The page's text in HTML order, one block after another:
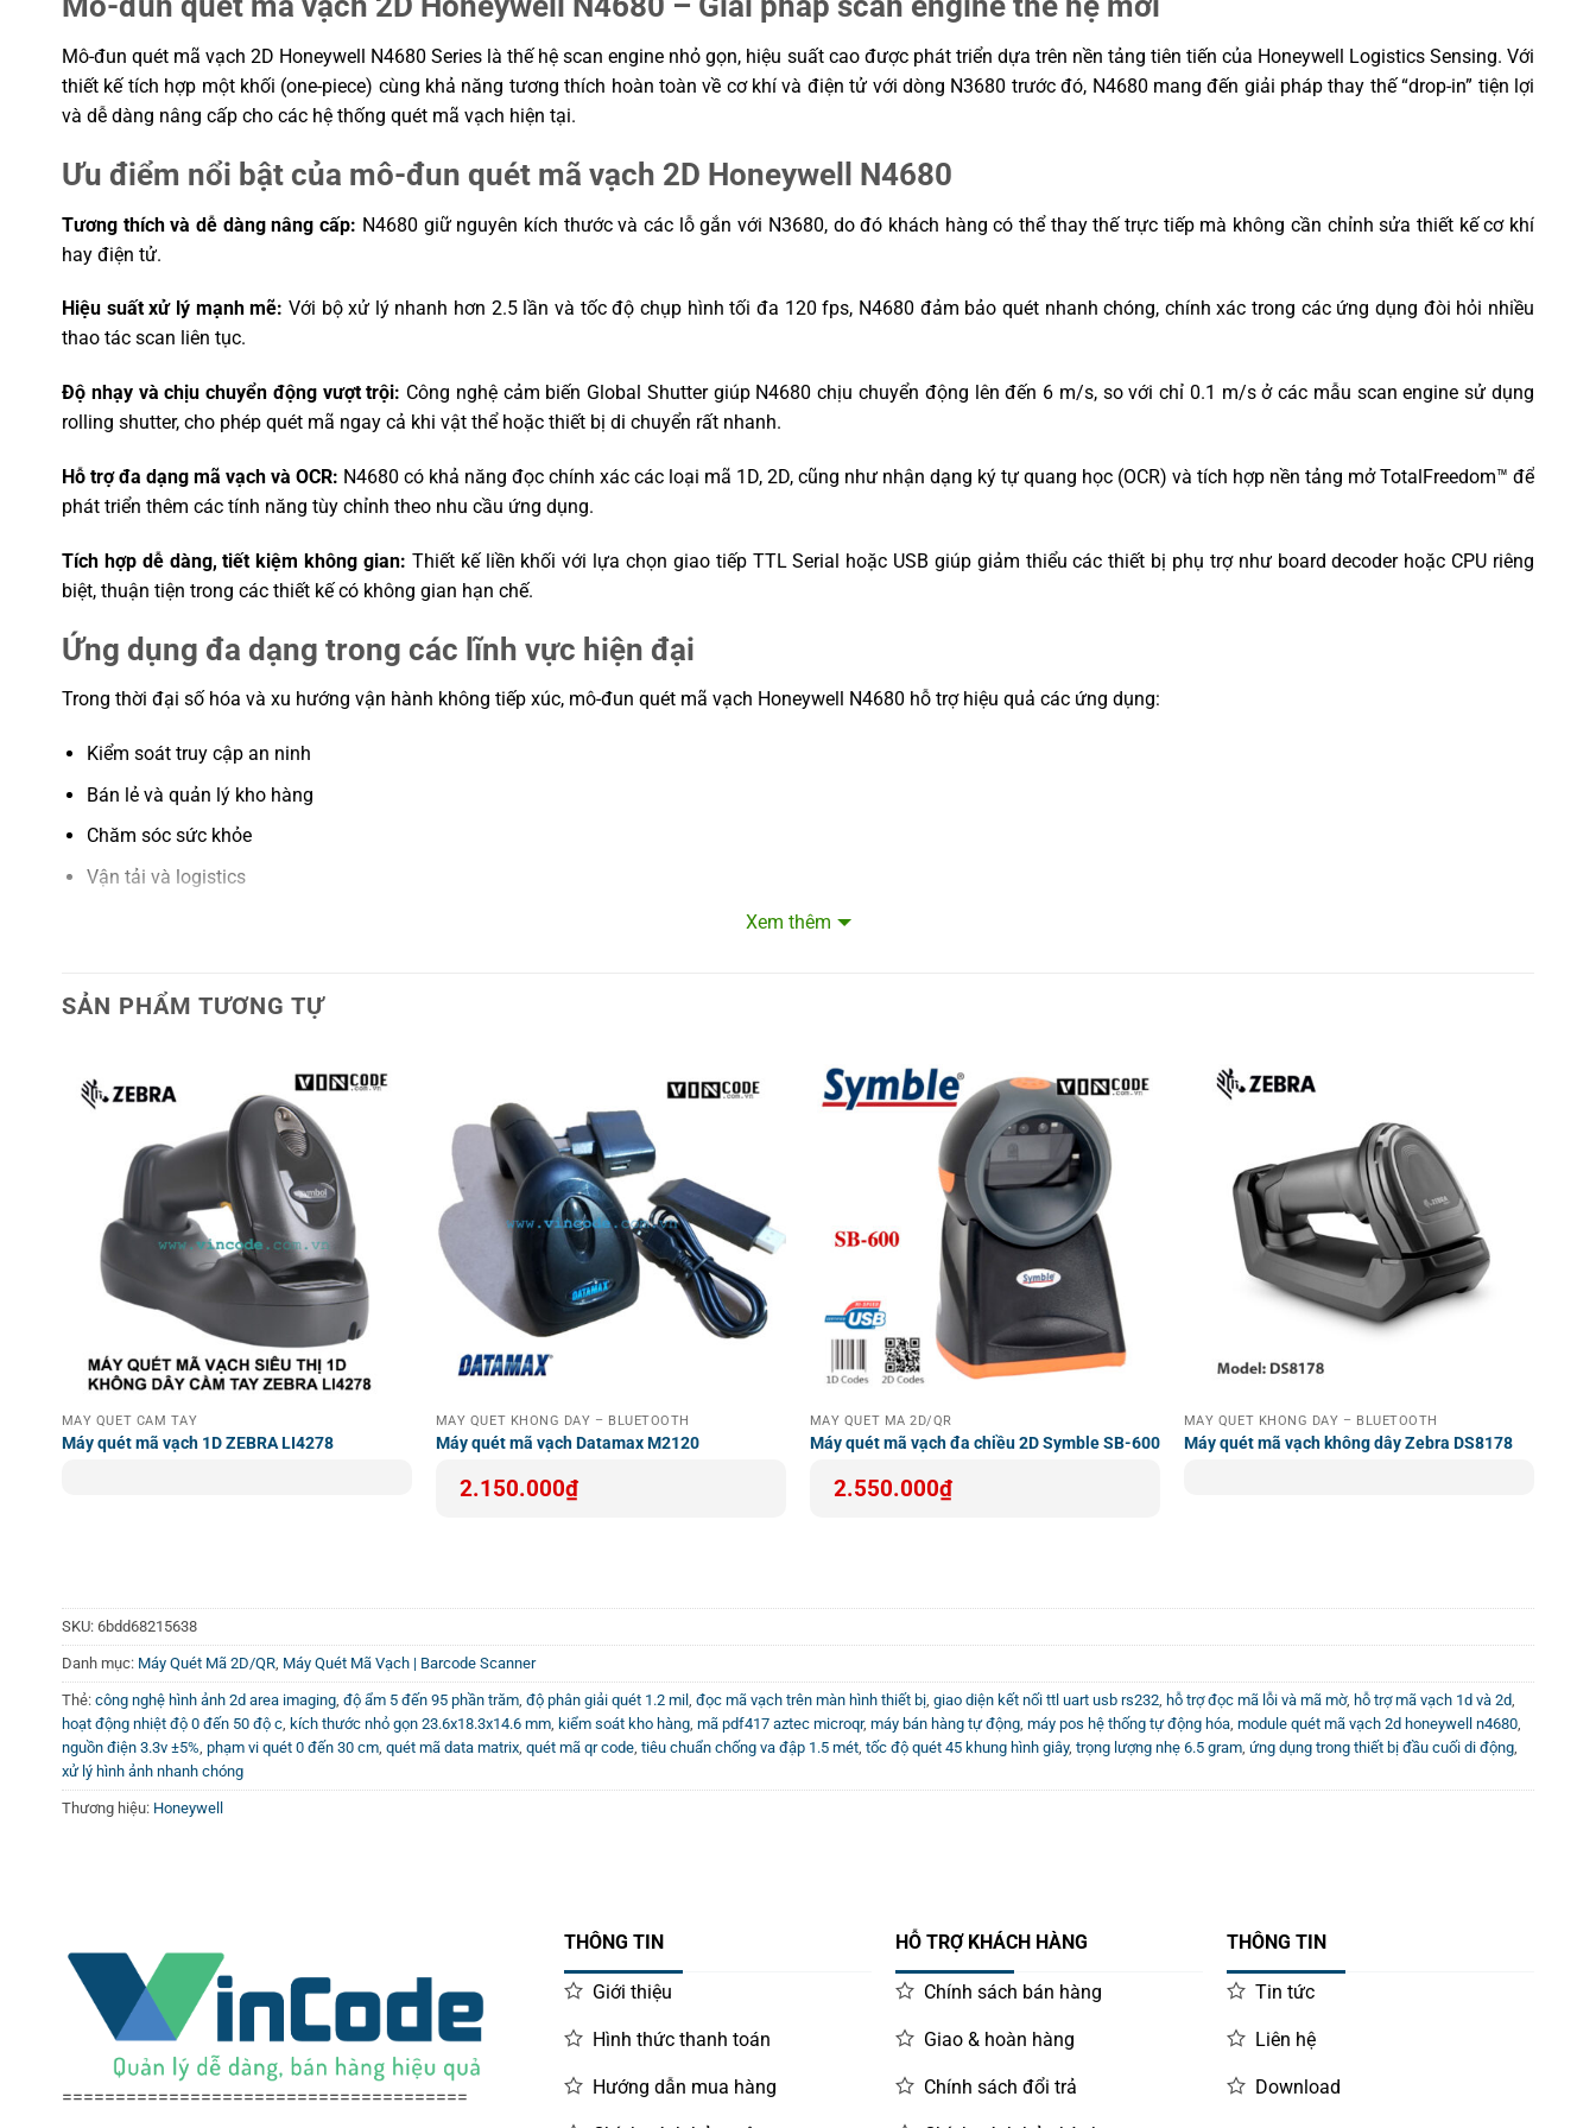
động
Độ ẩm: 5% đến 95% (không ngưng tụ)
Tiêu chuẩn chịu va
đập
Chống va đập từ độ cao 1.5 mét xuống bề mặt cứng
Chức năng nổi bật
Đọc được mã vạch trên màn hình thiết bị, xử lý hình
Ứng dụng tiêu biểu
Thiết bị đầu cuối di động, máy POS, hệ thống tự
Mô-đun quét mã vạch 2D Honeywell N4680 Series là thế hệ scan engine nhỏ gọn, hiệu suất cao được phát triển dựa trên nền tảng tiên tiến của Honeywell Logistics Sensing. Với
thiết kế tích hợp một khối (one-piece) cùng khả năng tương thích hoàn toàn về cơ khí và điện tử với dòng N3680 trước đó, N4680 mang đến giải pháp thay thế “drop-in” tiện lợi
và dễ dàng nâng cấp cho các hệ thống quét mã vạch hiện tại.
Ưu điểm nổi bật của mô-đun quét mã vạch 2D Honeywell N4680
Tương thích và dễ dàng nâng cấp: N4680 giữ nguyên kích thước và các lỗ gắn với N3680, do đó khách hàng có thể thay thế trực tiếp mà không cần chỉnh sửa thiết kế cơ khí
hay điện tử.
Hiệu suất xử lý mạnh mẽ: Với bộ xử lý nhanh hơn 2.5 lần và tốc độ chụp hình tối đa 120 fps, N4680 đảm bảo quét nhanh chóng, chính xác trong các ứng dụng đòi hỏi nhiều
thao tác scan liên tục.
Độ nhạy và chịu chuyển động vượt trội: Công nghệ cảm biến Global Shutter giúp N4680 chịu chuyển động lên đến 6 m/s, so với chỉ 0.1 m/s ở các mẫu scan engine sử dụng
rolling shutter, cho phép quét mã ngay cả khi vật thể hoặc thiết bị di chuyển rất nhanh.
Hỗ trợ đa dạng mã vạch và OCR: N4680 có khả năng đọc chính xác các loại mã 1D, 2D, cũng như nhận dạng ký tự quang học (OCR) và tích hợp nền tảng mở TotalFreedom™ để
phát triển thêm các tính năng tùy chỉnh theo nhu cầu ứng dụng.
Tích hợp dễ dàng, tiết kiệm không gian: Thiết kế liền khối với lựa chọn giao tiếp TTL Serial hoặc USB giúp giảm thiểu các thiết bị phụ trợ như board decoder hoặc CPU riêng
biệt, thuận tiện trong các thiết kế có không gian hạn chế.
Ứng dụng đa dạng trong các lĩnh vực hiện đại
Trong thời đại số hóa và xu hướng vận hành không tiếp xúc, mô-đun quét mã vạch Honeywell N4680 hỗ trợ hiệu quả các ứng dụng:
Kiểm soát truy cập an ninh
Bán lẻ và quản lý kho hàng
Chăm sóc sức khỏe
Vận tải và logistics
định đòi hỏi xử lý dữ liệu mã vạch chuyên nghiệp.
Tìm hiểu thêm và lựa chọn mô-đun quét mã vạch Honeywell phù hợp
Để lựa chọn và tìm hiểu thêm về các thiết bị Máy Quét Mã Vạch | Barcode Scanner hoặc các mẫuMáy quét mã vạch 2Dcao cấp, bạn có thể ghé thăm website chuyên cung cấp
thiết bị của Vincode. Đồng thời, kênh
Kênh Youtube Vincodelà nguồn thông tin bổ ích giúp bạn tham khảo các video hướng dẫn và giới thiệu thực tế về các dòng máy quét mã
vạch hiện đại, bao gồm cả mô-đun Honeywell N4680 Series.
Kết hợp ưu điểm vượt trội về hiệu suất, độ bền và tiện lợi trong tích hợp, mô-đun quét mã vạch 2D Honeywell N4680 là lựa chọn tối ưu giúp doanh nghiệp nhanh chóng tiếp cận
xu hướng công nghệ quét mã không tiếp xúc, nâng cao năng suất và tính chính xác trong vận hành.
Xem thêm
SẢN PHẨM TƯƠNG TỰ
MÁY QUÉT CẦM TAY
Máy quét mã vạch 1D ZEBRA LI4278
MÁY QUÉT KHÔNG DÂY – BLUETOOTH
Máy quét mã vạch Datamax M2120
2.150.000₫
MÁY QUÉT MÃ 2D/QR
Máy quét mã vạch đa chiều 2D Symble SB-600
2.550.000₫
MÁY QUÉT KHÔNG DÂY – BLUETOOTH
Máy quét mã vạch không dây Zebra DS8178
SKU: 6bdd68215638
Danh mục: Máy Quét Mã 2D/QR Máy Quét Mã Vạch | Barcode Scanner
Thẻ: công nghệ hình ảnh 2d area imaging độ ẩm 5 đến 95 phần trăm độ phân giải quét 1.2 mil đọc mã vạch trên màn hình thiết bị giao diện kết nối ttl uart usb rs232 hỗ trợ đọc mã lỗi và mã mờ, hỗ trợ mã vạch 1d và 2d
hoạt động nhiệt độ 0 đến 50 độ c kích thước nhỏ gọn 23.6x18.3x14.6 mm kiểm soát kho hàng mã pdf417 aztec microqr, máy bán hàng tự động máy pos hệ thống tự động hóa module quét mã vạch 2d honeywell n4680
nguồn điện 3.3v ±5% phạm vi quét 0 đến 30 cm quét mã data matrix quét mã qr code tiêu chuẩn chống va đập 1.5 mét tốc độ quét 45 khung hình giây, trọng lượng nhẹ 6.5 gram ứng dụng trong thiết bị đầu cuối di động
xử lý hình ảnh nhanh chóng
Thương hiệu: Honeywell
======================================
THÔNG TIN
Giới thiệu
Hình thức thanh toán
Hướng dẫn mua hàng
HỖ TRỢ KHÁCH HÀNG
Chính sách bán hàng
Giao & hoàn hàng
Chính sách đổi trả
THÔNG TIN
Tin tức
Liên hệ
Download